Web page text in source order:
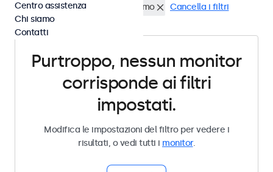
Monitor 15 pollici Antivandalismo Cancella i filtri
Purtroppo, nessun monitor
corrisponde ai filtri
impostati.
Modifica le impostazioni del filtro per vedere i
risultati, o vedi tutti i monitor.
Centro assistenza
Chi siamo
Contatti